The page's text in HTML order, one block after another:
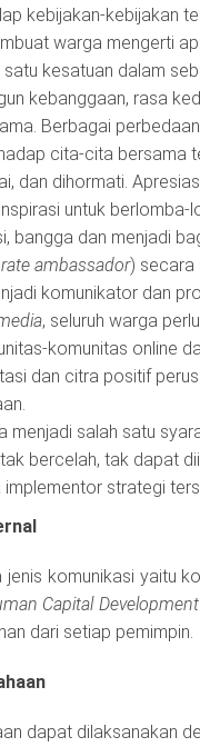
kebijakan-kebijakan
warga mengerti
kesatuan dalam
kebanggaan, rasa
Berbagai
cita-cita bersama
dan dihormati.
untuk berlomba-
bangga dan menjadi
ambassador) secara
komunikator dan
, seluruh warga
komunitas online
dan citra positif
menjadi salah satu
bercelah, tak dapat
strategi
jenis komunikasi yaitu
Capital Development
dari setiap pemimpin.
dapat dilaksanakan